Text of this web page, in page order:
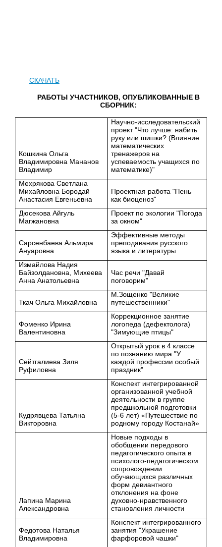
СКАЧАТЬ
РАБОТЫ УЧАСТНИКОВ, ОПУБЛИКОВАННЫЕ В
СБОРНИК:
Кошкина Ольга
Владимировна Мананов
Владимир
Научно-исследовательский
проект "Что лучше: набить
руку или шишки? (Влияние
математических
тренажеров на
успеваемость учащихся по
математике)"
Мехрякова Светлана
Михайловна Бородай
Анастасия Евгеньевна
Проектная работа "Пень
как биоценоз"
Дюсекова Айгуль
Магжановна
Проект по экологии "Погода
за окном"
Сарсенбаева Альмира
Ануаровна
Эффективные методы
преподавания русского
языка и литературы
Измайлова Надия
Байзолдановна, Михеева
Анна Анатольевна
Час речи "Давай
поговорим"
Ткач Ольга Михайловна
М.Зощенко "Великие
путешественники"
Фоменко Ирина
Валентиновна
Коррекционное занятие
логопеда (дефектолога)
"Зимующие птицы"
Сейтгалиева Зиля
Руфиловна
Открытый урок в 4 классе
по познанию мира "У
каждой профессии особый
праздник"
Кудрявцева Татьяна
Викторовна
Конспект интегрированной
организованной учебной
деятельности в группе
предшкольной подготовки
(5-6 лет) «Путешествие по
родному городу Костанай»
Лапина Марина
Александровна
Новые подходы в
обобщении передового
педагогического опыта в
психолого-педагогическом
сопровождении
обучающихся различных
форм девиантного
отклонения на фоне
духовно-нравственного
становления личности
Федотова Наталья
Владимировна
Конспект интегрированного
занятия "Украшение
фарфоровой чашки"